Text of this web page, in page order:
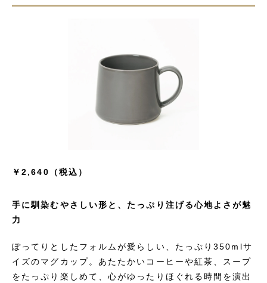
￥2,640（税込）
手に馴染むやさしい形と、たっぷり注げる心地よさが魅
力
ぽってりとしたフォルムが愛らしい、たっぷり350mlサ
イズのマグカップ。あたたかいコーヒーや紅茶、スープ
をたっぷり楽しめて、心がゆったりほぐれる時間を演出